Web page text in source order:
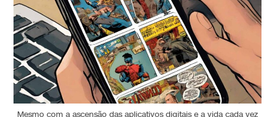
Mesmo com a ascensão das aplicativos digitais e a vida cada vez